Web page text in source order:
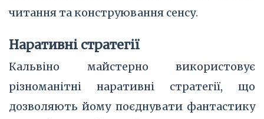
читання та конструювання сенсу.
Наративні стратегії
Кальвіно майстерно використовує
різноманітні наративні стратегії, що
дозволяють йому поєднувати фантастику